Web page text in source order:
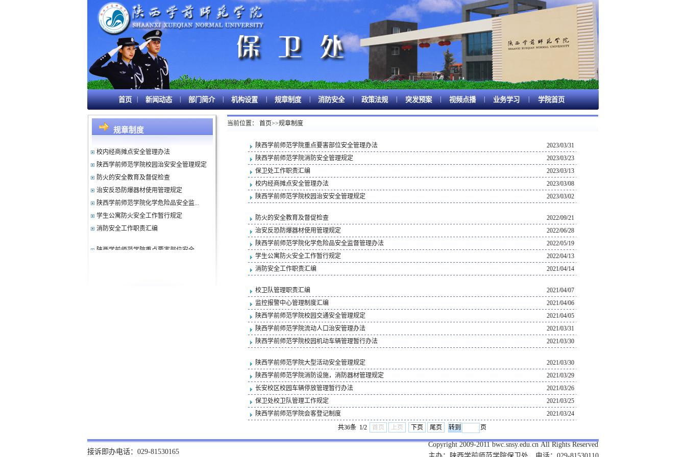
首页 | 新闻动态 | 部门简介 | 机构设置 | 规章制度 | 消防安全 | 政策法规 | 突发预案 | 视频点播 | 业务学习 | 学院首页
规章制度
陕西学前师范学院重点要害部位安全...
陕西学前师范学院消防安全管理规定
保卫处工作职责汇编
校内经商摊点安全管理办法
陕西学前师范学院校园治安安全管理规定
防火的安全教育及督促检查
治安反恐防爆器材使用管理规定
陕西学前师范学院化学危险品安全监...
学生公寓防火安全工作暂行规定
消防安全工作职责汇编
陕西学前师范学院重点要害部位安全...
当前位置： 首页>>规章制度
陕西学前师范学院重点要害部位安全管理办法
2023/03/31
陕西学前师范学院消防安全管理规定
2023/03/23
保卫处工作职责汇编
2023/03/13
校内经商摊点安全管理办法
2023/03/08
陕西学前师范学院校园治安安全管理规定
2023/03/02
防火的安全教育及督促检查
2022/09/21
治安反恐防爆器材使用管理规定
2022/06/28
陕西学前师范学院化学危险品安全监督管理办法
2022/05/19
学生公寓防火安全工作暂行规定
2022/04/13
消防安全工作职责汇编
2021/04/14
校卫队管理职责汇编
2021/04/07
监控报警中心管理制度汇编
2021/04/06
陕西学前师范学院校园交通安全管理规定
2021/04/05
陕西学前师范学院流动人口治安管理办法
2021/03/31
陕西学前师范学院校园机动车辆管理暂行办法
2021/03/30
陕西学前师范学院大型活动安全管理规定
2021/03/30
陕西学前师范学院消防设施，消防器材管理规定
2021/03/29
长安校区校园车辆停放管理暂行办法
2021/03/26
保卫处校卫队管理工作规定
2021/03/25
陕西学前师范学院会客登记制度
2021/03/24
共36条 1/2
首页 上页 下页 尾页 页
Copyright 2009-2011 bwc.snsy.edu.cn All Rights Reserved
接诉即办电话：029-81530165